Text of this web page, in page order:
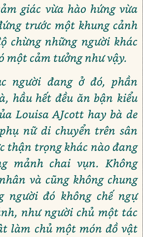
giác vừa hào hứng vừa
trước một khung cảnh
chừng những người khác
một cảm tưởng như vậy.
người đang ở đó, phần
hầu hết đều ăn bận kiểu
Louisa AJcott hay bà de
nữ di chuyển trên sân
thận trọng khác nào đang
mảnh chai vụn. Không
và cũng không chung
người đó không chế ngự
như người chủ một tác
làm chủ một món đồ vật